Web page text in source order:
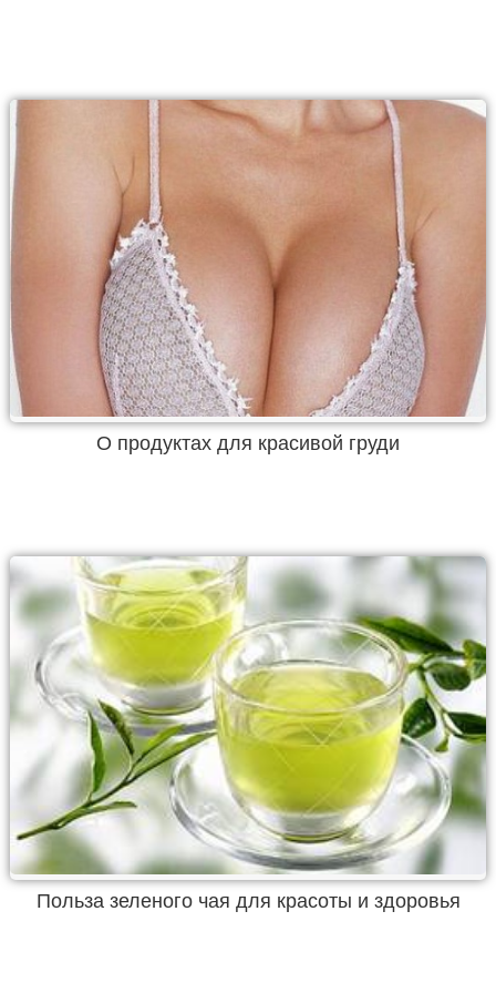
О продуктах для красивой груди
Польза зеленого чая для красоты и здоровья